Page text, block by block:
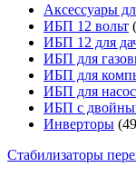
Аксессуары
ИБП 12 вольт
ИБП 12 для
ИБП для
ИБП для
ИБП для
ИБП с
Инверторы
Стабилизаторы